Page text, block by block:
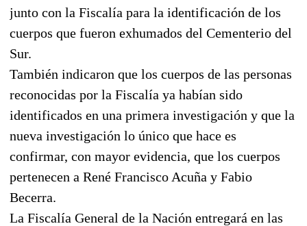
junto con la Fiscalía para la identificación de los
cuerpos que fueron exhumados del Cementerio del
Sur.
También indicaron que los cuerpos de las personas
reconocidas por la Fiscalía ya habían sido
identificados en una primera investigación y que la
nueva investigación lo único que hace es
confirmar, con mayor evidencia, que los cuerpos
pertenecen a René Francisco Acuña y Fabio
Becerra.
La Fiscalía General de la Nación entregará en las